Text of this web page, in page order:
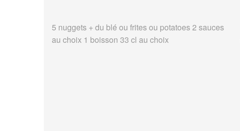
5 nuggets + du blé ou frites ou potatoes 2 sauces
au choix 1 boisson 33 cl au choix